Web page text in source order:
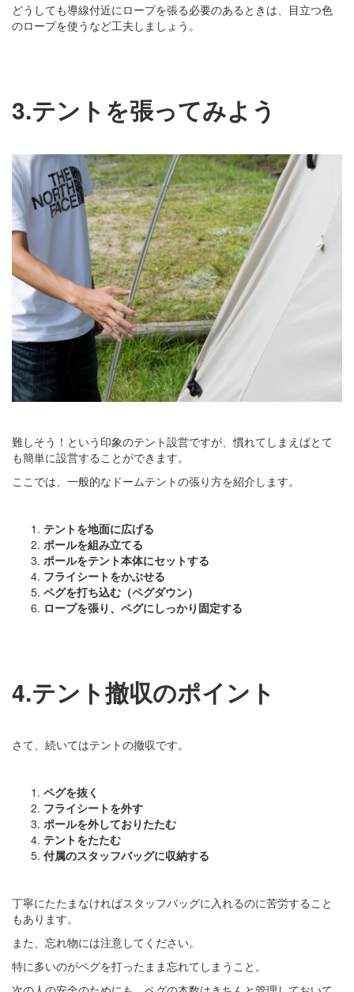
どうしても導線付近にロープを張る必要のあるときは、目立つ色
のロープを使うなど工夫しましょう。
3.テントを張ってみよう
難しそう！という印象のテント設営ですが、慣れてしまえばとて
も簡単に設営することができます。
ここでは、一般的なドームテントの張り方を紹介します。
テントを地面に広げる
ポールを組み立てる
ポールをテント本体にセットする
フライシートをかぶせる
ペグを打ち込む（ペグダウン）
ロープを張り、ペグにしっかり固定する
4.テント撤収のポイント
さて、続いてはテントの撤収です。
ペグを抜く
フライシートを外す
ポールを外しておりたたむ
テントをたたむ
付属のスタッフバッグに収納する
丁寧にたたまなければスタッフバッグに入れるのに苦労すること
もあります。
また、忘れ物には注意してください。
特に多いのがペグを打ったまま忘れてしまうこと。